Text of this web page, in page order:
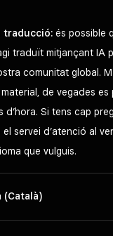
traducció: és possible
traduït mitjançant IA
comunitat global.
de vegades es
d’hora. Si tens cap
servei d’atenció al
que vulguis.
(Català)